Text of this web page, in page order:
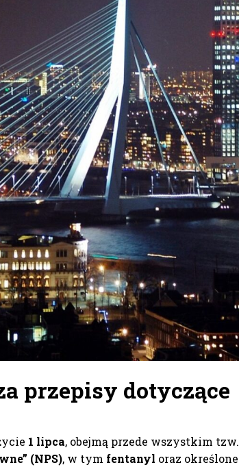
przepisy dotyczące
1 lipca, obejmą przede wszystkim tzw.
(NPS), w tym fentanyl oraz określone